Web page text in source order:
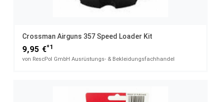
Crossman Airguns 357 Speed Loader Kit
9,95 €*1
von RescPol GmbH Ausrüstungs- & Bekleidungsfachhandel